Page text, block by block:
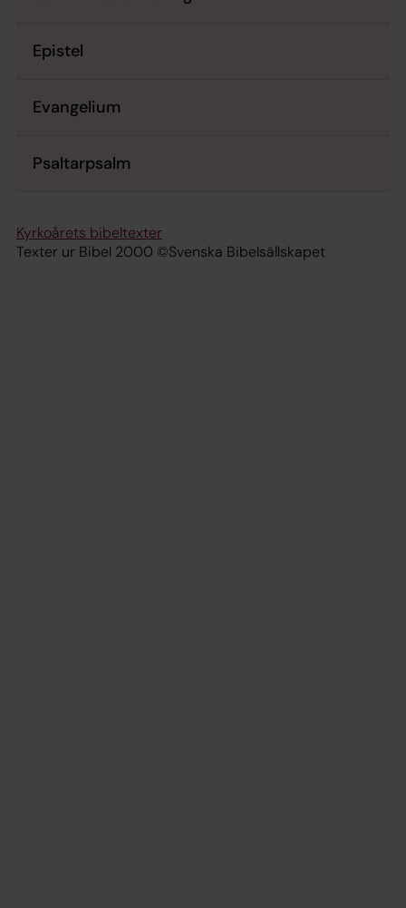
Epistel
Evangelium
Psaltarpsalm
Kyrkoårets bibeltexter
Texter ur Bibel 2000 ©Svenska Bibelsällskapet